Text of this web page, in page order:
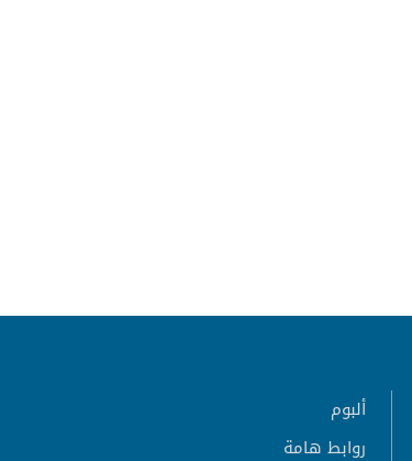
ألبوم
روابط هامة